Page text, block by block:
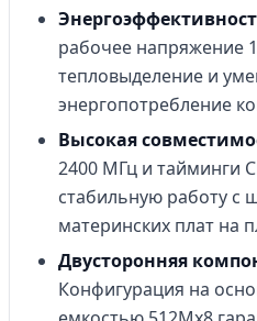
рабочее напряжение
тепловыделение и
энергопотребление
Высокая
2400 МГц и тайминги
стабильную работу с
материнских плат на
Двусторонняя
Конфигурация на